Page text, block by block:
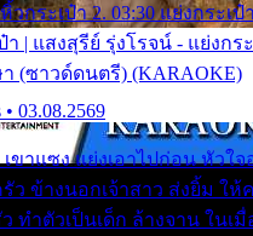
วกระเป๋า 2. 03:30 แย่งกระเป๋า
า | แสงสุรีย์ รุ่งโรจน์ - แย่งกร
(ซาวด์ดนตรี) (KARAOKE)
• 03.08.2569
เขาแซง แย่งเอาไปก่อน หัวใ
ว ข้างนอกเจ้าสาว ส่งยิ้ม ให้
ทำตัวเป็นเด็ก ล้างจาน ในเ